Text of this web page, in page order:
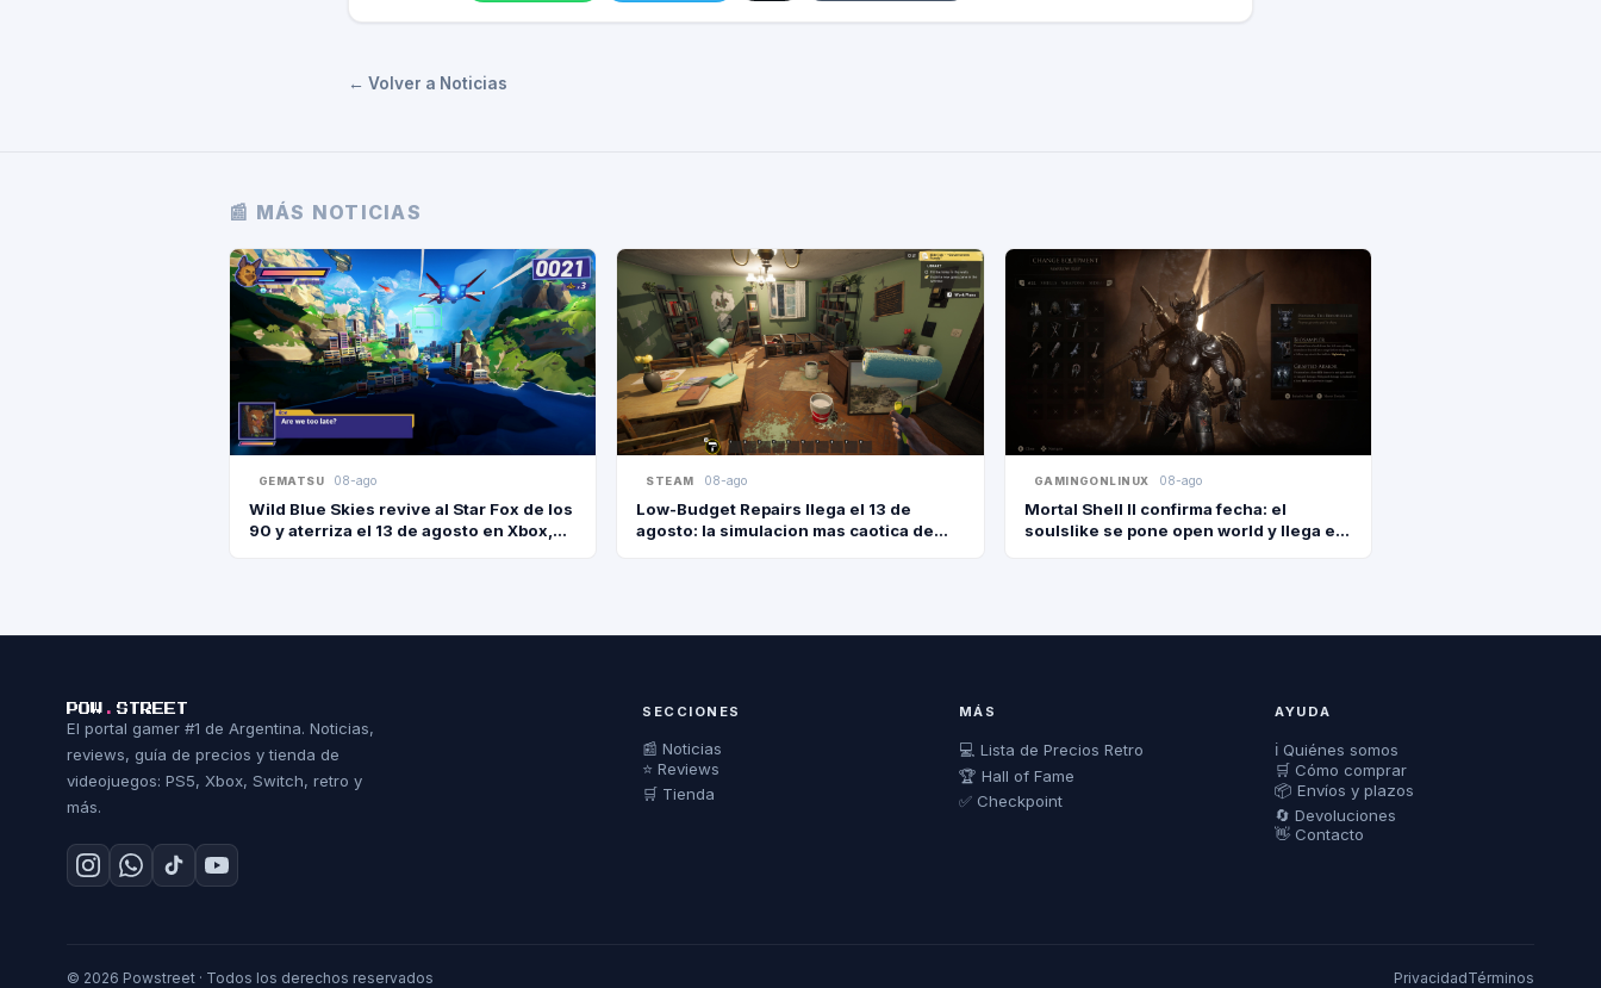
← Volver a Noticias
📰 MÁS NOTICIAS
GEMATSU 08-ago
Wild Blue Skies revive al Star Fox de los
90 y aterriza el 13 de agosto en Xbox,
STEAM 08-ago
Low-Budget Repairs llega el 13 de
agosto: la simulacion mas caotica de
GAMINGONLINUX 08-ago
Mortal Shell II confirma fecha: el
soulslike se pone open world y llega el
POW . STREET
El portal gamer #1 de Argentina. Noticias,
reviews, guía de precios y tienda de
videojuegos: PS5, Xbox, Switch, retro y
más.
SECCIONES
📰 Noticias
⭐ Reviews
🛒 Tienda
MÁS
💻 Lista de Precios Retro
🏆 Hall of Fame
✅ Checkpoint
AYUDA
ℹ️ Quiénes somos
🛒 Cómo comprar
📦 Envíos y plazos
🔄 Devoluciones
👋 Contacto
© 2026 Powstreet · Todos los derechos reservados PrivacidadTérminos